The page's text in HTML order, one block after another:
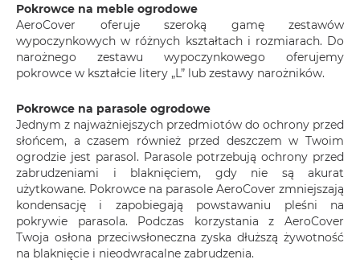
Pokrowce na meble ogrodowe
AeroCover oferuje szeroką gamę zestawów
wypoczynkowych w różnych kształtach i rozmiarach. Do
narożnego zestawu wypoczynkowego oferujemy
pokrowce w kształcie litery „L” lub zestawy narożników.
Pokrowce na parasole ogrodowe
Jednym z najważniejszych przedmiotów do ochrony przed
słońcem, a czasem również przed deszczem w Twoim
ogrodzie jest parasol. Parasole potrzebują ochrony przed
zabrudzeniami i blaknięciem, gdy nie są akurat
użytkowane. Pokrowce na parasole AeroCover zmniejszają
kondensację i zapobiegają powstawaniu pleśni na
pokrywie parasola. Podczas korzystania z AeroCover
Twoja osłona przeciwsłoneczna zyska dłuższą żywotność
na blaknięcie i nieodwracalne zabrudzenia.